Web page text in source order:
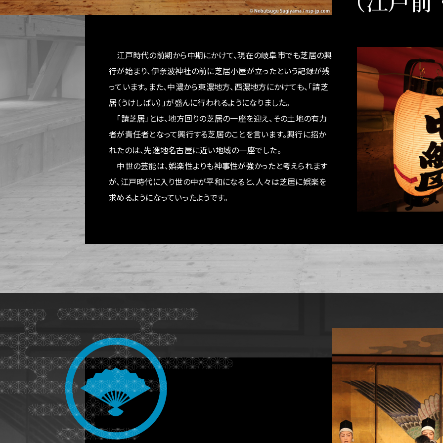
江戸時代の前期から中期にかけて、現在の岐阜市でも芝居の興
行が始まり、伊奈波神社の前に芝居小屋が立ったという記録が残
っています。また、中濃から東濃地方、西濃地方にかけても、「請芝
居（うけしばい）」が盛んに行われるようになりました。
「請芝居」とは、地方回りの芝居の一座を迎え、その土地の有力
者が責任者となって興行する芝居のことを言います。興行に招か
れたのは、先進地名古屋に近い地域の一座でした。
中世の芸能は、娯楽性よりも神事性が強かったと考えられます
が、江戸時代に入り世の中が平和になると、人々は芝居に娯楽を
求めるようになっていったようです。